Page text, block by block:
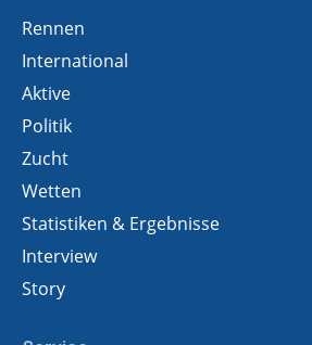
Rennen
International
Aktive
Politik
Zucht
Wetten
Statistiken & Ergebnisse
Interview
Story